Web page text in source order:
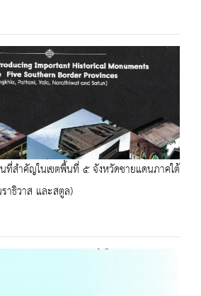
ที่สำคัญในเขตพื้นที่ ๕ จังหวัดชายแดนภาคใต้
าธิวาส และสตูล)